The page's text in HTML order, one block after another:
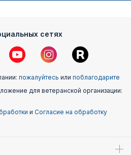
сетях
пожалуйтесь или поблагодарите
для ветеранской организации:
и Согласие на обработку